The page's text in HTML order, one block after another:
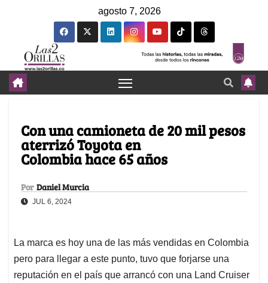
agosto 7, 2026
Con una camioneta de 20 mil pesos
aterrizó Toyota en
Colombia hace 65 años
Por Daniel Murcia
JUL 6, 2024
La marca es hoy una de las más vendidas en Colombia
pero para llegar a este punto, tuvo que forjarse una
reputación en el país que arrancó con una Land Cruiser